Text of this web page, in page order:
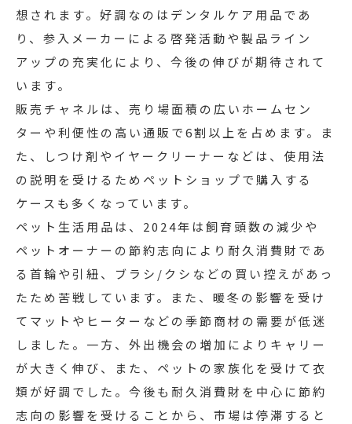
想されます。好調なのはデンタルケア用品であ
り、参入メーカーによる啓発活動や製品ライン
アップの充実化により、今後の伸びが期待されて
います。
販売チャネルは、売り場面積の広いホームセン
ターや利便性の高い通販で6割以上を占めます。ま
た、しつけ剤やイヤークリーナーなどは、使用法
の説明を受けるためペットショップで購入する
ケースも多くなっています。
ペット生活用品は、2024年は飼育頭数の減少や
ペットオーナーの節約志向により耐久消費財であ
る首輪や引紐、ブラシ/クシなどの買い控えがあっ
たため苦戦しています。また、暖冬の影響を受け
てマットやヒーターなどの季節商材の需要が低迷
しました。一方、外出機会の増加によりキャリー
が大きく伸び、また、ペットの家族化を受けて衣
類が好調でした。今後も耐久消費財を中心に節約
志向の影響を受けることから、市場は停滞すると